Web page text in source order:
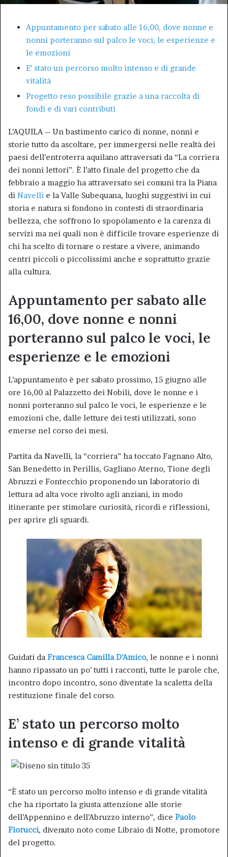
Appuntamento per sabato alle 16,00, dove nonne e
nonni porteranno sul palco le voci, le esperienze e
le emozioni
E’ stato un percorso molto intenso e di grande
vitalità
Progetto reso possibile grazie a una raccolta di
fondi e di vari contributi
L’AQUILA – Un bastimento carico di nonne, nonni e
storie tutto da ascoltare, per immergersi nelle realtà dei
paesi dell’entroterra aquilano attraversati da “La corriera
dei nonni lettori”. È l’atto finale del progetto che da
febbraio a maggio ha attraversato sei comuni tra la Piana
di Navelli e la Valle Subequana, luoghi suggestivi in cui
storia e natura si fondono in contesti di straordinaria
bellezza, che soffrono lo spopolamento e la carenza di
servizi ma nei quali non è difficile trovare esperienze di
chi ha scelto di tornare o restare a vivere, animando
centri piccoli o piccolissimi anche e soprattutto grazie
alla cultura.
Appuntamento per sabato alle
16,00, dove nonne e nonni
porteranno sul palco le voci, le
esperienze e le emozioni
L’appuntamento è per sabato prossimo, 15 giugno alle
ore 16,00 al Palazzetto dei Nobili, dove le nonne e i
nonni porteranno sul palco le voci, le esperienze e le
emozioni che, dalle letture dei testi utilizzati, sono
emerse nel corso dei mesi.
Partita da Navelli, la “corriera” ha toccato Fagnano Alto,
San Benedetto in Perillis, Gagliano Aterno, Tione degli
Abruzzi e Fontecchio proponendo un laboratorio di
lettura ad alta voce rivolto agli anziani, in modo
itinerante per stimolare curiosità, ricordi e riflessioni,
per aprire gli sguardi.
Guidati da Francesca Camilla D’Amico, le nonne e i nonni
hanno ripassato un po’ tutti i racconti, tutte le parole che,
incontro dopo incontro, sono diventate la scaletta della
restituzione finale del corso.
E’ stato un percorso molto
intenso e di grande vitalità
“È stato un percorso molto intenso e di grande vitalità
che ha riportato la giusta attenzione alle storie
dell’Appennino e dell’Abruzzo interno”, dice Paolo
Fiorucci, divenuto noto come Libraio di Notte, promotore
del progetto.